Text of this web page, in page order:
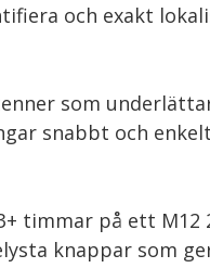
och exakt
som
snabbt och
timmar på ett M12
knappar som